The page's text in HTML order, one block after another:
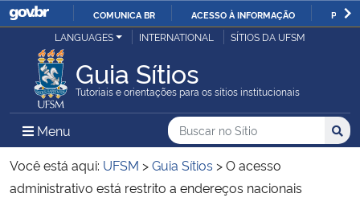
IR
O
COMUNICA BR ACESSO À INFORMAÇÃO
Ministério da Justiça e Segurança Pública
Ministério da Defesa
Ministério das Relações Exteriores
LANGUAGES INTERNATIONAL SÍTIOS DA UFSM
Guia Sítios
Tutoriais e orientações para os sítios institucionais
Menu Menu Principal do Sítio
Busca
Buscar no no Sítio
Busca:
Você está aqui: UFSM >Guia Sítios >O acesso
administrativo está restrito a endereços nacionais